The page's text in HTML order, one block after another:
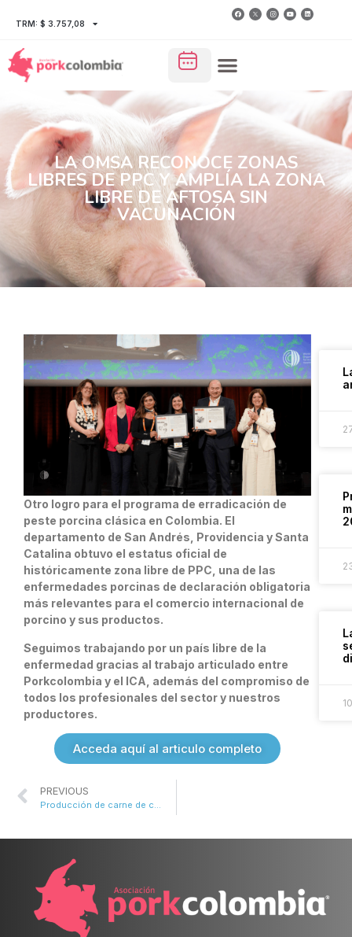
TRM: $ 3.757,08
LA OMSA RECONOCE ZONAS
LIBRES DE PPC Y AMPLÍA LA ZONA
LIBRE DE AFTOSA SIN
VACUNACIÓN
Otro logro para el programa de erradicación de
peste porcina clásica en Colombia. El
departamento de San Andrés, Providencia y Santa
Catalina obtuvo el estatus oficial de
históricamente zona libre de PPC, una de las
enfermedades porcinas de declaración obligatoria
más relevantes para el comercio internacional de
porcino y sus productos.
Seguimos trabajando por un país libre de la
enfermedad gracias al trabajo articulado entre
Porkcolombia y el ICA, además del compromiso de
todos los profesionales del sector y nuestros
productores.
Acceda aquí al articulo completo
PREVIOUS
Producción de carne de cerdo gana terreno mientras caen importaciones en inicio de 2026